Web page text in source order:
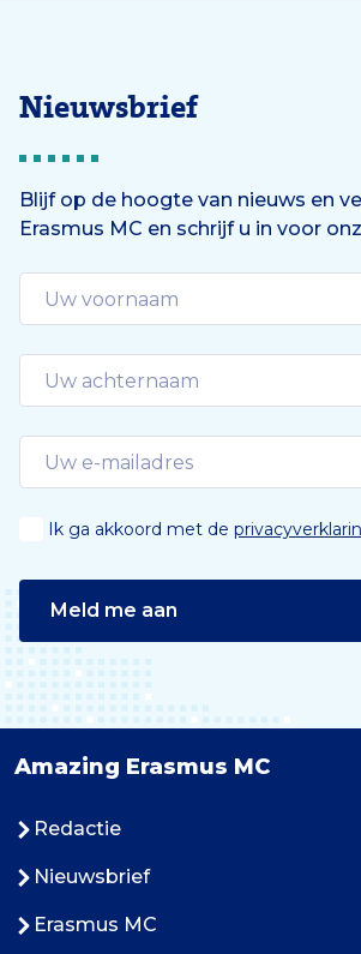
i
e
Nieuwsbrief
Blijf op de hoogte van nieuws en
Erasmus MC en schrijf u in voor
Ik ga akkoord met de
Meld me aan
Amazing Erasmus MC
Redactie
Nieuwsbrief
Erasmus MC